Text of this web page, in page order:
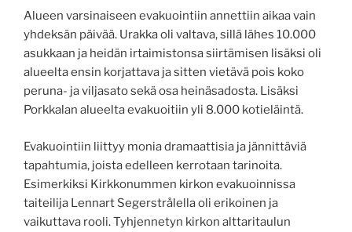
Alueen varsinaiseen evakuointiin annettiin aikaa vain
yhdeksän päivää. Urakka oli valtava, sillä lähes 10.000
asukkaan ja heidän irtaimistonsa siirtämisen lisäksi oli
alueelta ensin korjattava ja sitten vietävä pois koko
peruna- ja viljasato sekä osa heinäsadosta. Lisäksi
Porkkalan alueelta evakuoitiin yli 8.000 kotieläintä.
Evakuointiin liittyy monia dramaattisia ja jännittäviä
tapahtumia, joista edelleen kerrotaan tarinoita.
Esimerkiksi Kirkkonummen kirkon evakuoinnissa
taiteilija Lennart Segerstrålella oli erikoinen ja
vaikuttava rooli. Tyhjennetyn kirkon alttaritaulun